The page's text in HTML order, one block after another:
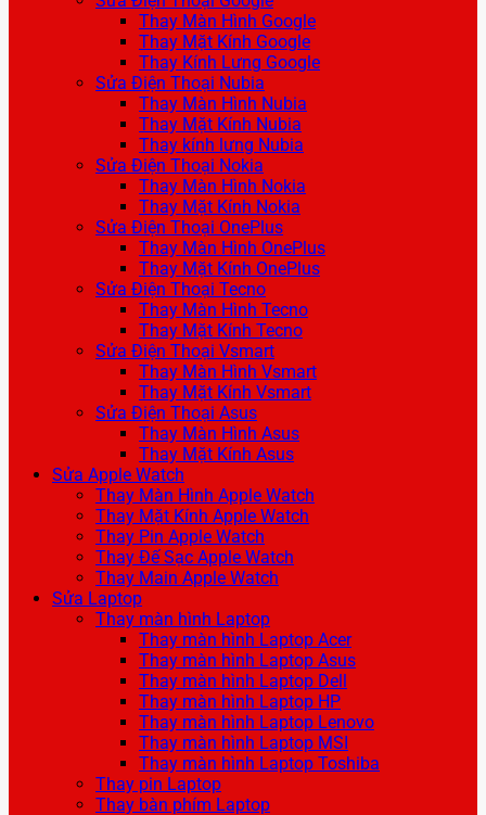
Thay Màn Hình Google
Thay Mặt Kính Google
Thay Kính Lưng Google
Sửa Điện Thoại Nubia
Thay Màn Hình Nubia
Thay Mặt Kính Nubia
Thay kính lưng Nubia
Sửa Điện Thoại Nokia
Thay Màn Hình Nokia
Thay Mặt Kính Nokia
Sửa Điện Thoại OnePlus
Thay Màn Hình OnePlus
Thay Mặt Kính OnePlus
Sửa Điện Thoại Tecno
Thay Màn Hình Tecno
Thay Mặt Kính Tecno
Sửa Điện Thoại Vsmart
Thay Màn Hình Vsmart
Thay Mặt Kính Vsmart
Sửa Điện Thoại Asus
Thay Màn Hình Asus
Thay Mặt Kính Asus
Sửa Apple Watch
Thay Màn Hình Apple Watch
Thay Mặt Kính Apple Watch
Thay Pin Apple Watch
Thay Đế Sạc Apple Watch
Thay Main Apple Watch
Sửa Laptop
Thay màn hình Laptop
Thay màn hình Laptop Acer
Thay màn hình Laptop Asus
Thay màn hình Laptop Dell
Thay màn hình Laptop HP
Thay màn hình Laptop Lenovo
Thay màn hình Laptop MSI
Thay màn hình Laptop Toshiba
Thay pin Laptop
Thay bàn phím Laptop